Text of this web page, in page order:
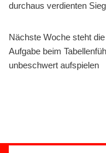
durchaus verdienten Sieg
Nächste Woche steht
Aufgabe beim
unbeschwert aufspielen